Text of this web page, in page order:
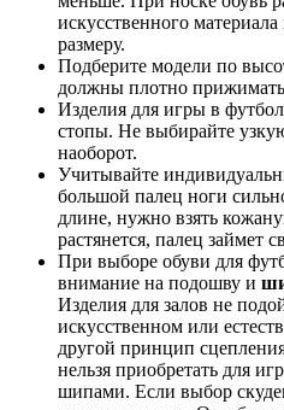
искусственного
размеру.
Подберите модели по
должны плотно прижимать
Изделия для игры в
стопы. Не выбирайте
наоборот.
Учитывайте
большой палец ноги
длине, нужно взять
растянется, палец займет
При выборе обуви для
внимание на подошву и
Изделия для залов не
искусственном или
другой принцип
нельзя приобретать для
шипами. Если выбор